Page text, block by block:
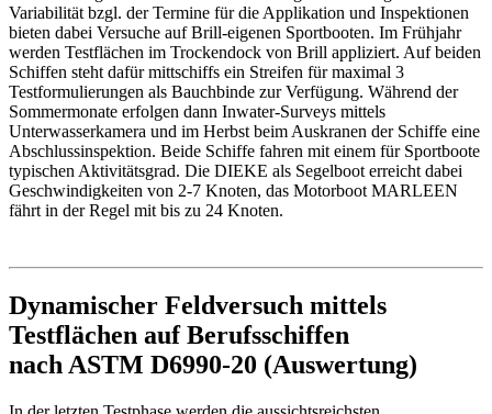
Variabilität bzgl. der Termine für die Applikation und Inspektionen
bieten dabei Versuche auf Brill-eigenen Sportbooten. Im Frühjahr
werden Testflächen im Trockendock von Brill appliziert. Auf beiden
Schiffen steht dafür mittschiffs ein Streifen für maximal 3
Testformulierungen als Bauchbinde zur Verfügung. Während der
Sommermonate erfolgen dann Inwater-Surveys mittels
Unterwasserkamera und im Herbst beim Auskranen der Schiffe eine
Abschlussinspektion. Beide Schiffe fahren mit einem für Sportboote
typischen Aktivitätsgrad. Die DIEKE als Segelboot erreicht dabei
Geschwindigkeiten von 2-7 Knoten, das Motorboot MARLEEN
fährt in der Regel mit bis zu 24 Knoten.
Dynamischer Feldversuch mittels
Testflächen auf Berufsschiffen
nach ASTM D6990-20 (Auswertung)